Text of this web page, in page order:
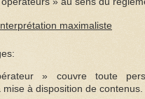
maximaliste
» couvre toute
à disposition de contenus.